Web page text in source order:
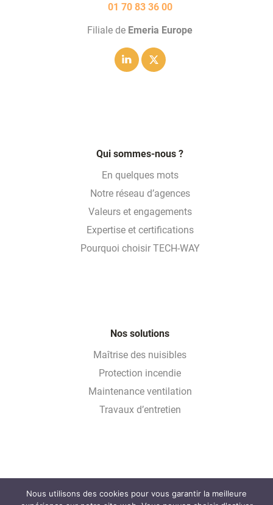
01 70 83 36 00
Filiale de Emeria Europe
Qui sommes-nous ?
En quelques mots
Notre réseau d’agences
Valeurs et engagements
Expertise et certifications
Pourquoi choisir TECH-WAY
Nos solutions
Maîtrise des nuisibles
Protection incendie
Maintenance ventilation
Travaux d’entretien
Glossaire
Nous utilisons des cookies pour vous garantir la meilleure